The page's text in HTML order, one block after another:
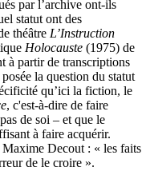
par l’archive ont-ils
statut ont des
théâtre L’Instruction
Holocauste (1975) de
à partir de transcriptions
la question du statut
qu’ici la fiction, le
, c'est-à-dire de faire
de soi – et que le
à faire acquérir.
Decout : « les faits
de le croire ».